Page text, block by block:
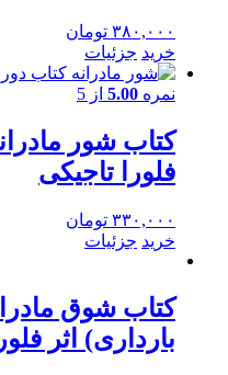
۳۸۰,۰۰۰ تومان
خرید جزئیات
نمره 5.00 از 5
کتاب شور
فلورا تاجیکی
۳۳۰,۰۰۰ تومان
خرید جزئیات
کتاب شوق
بارداری) اثر